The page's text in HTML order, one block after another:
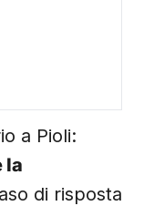
a Pioli:
la
di risposta